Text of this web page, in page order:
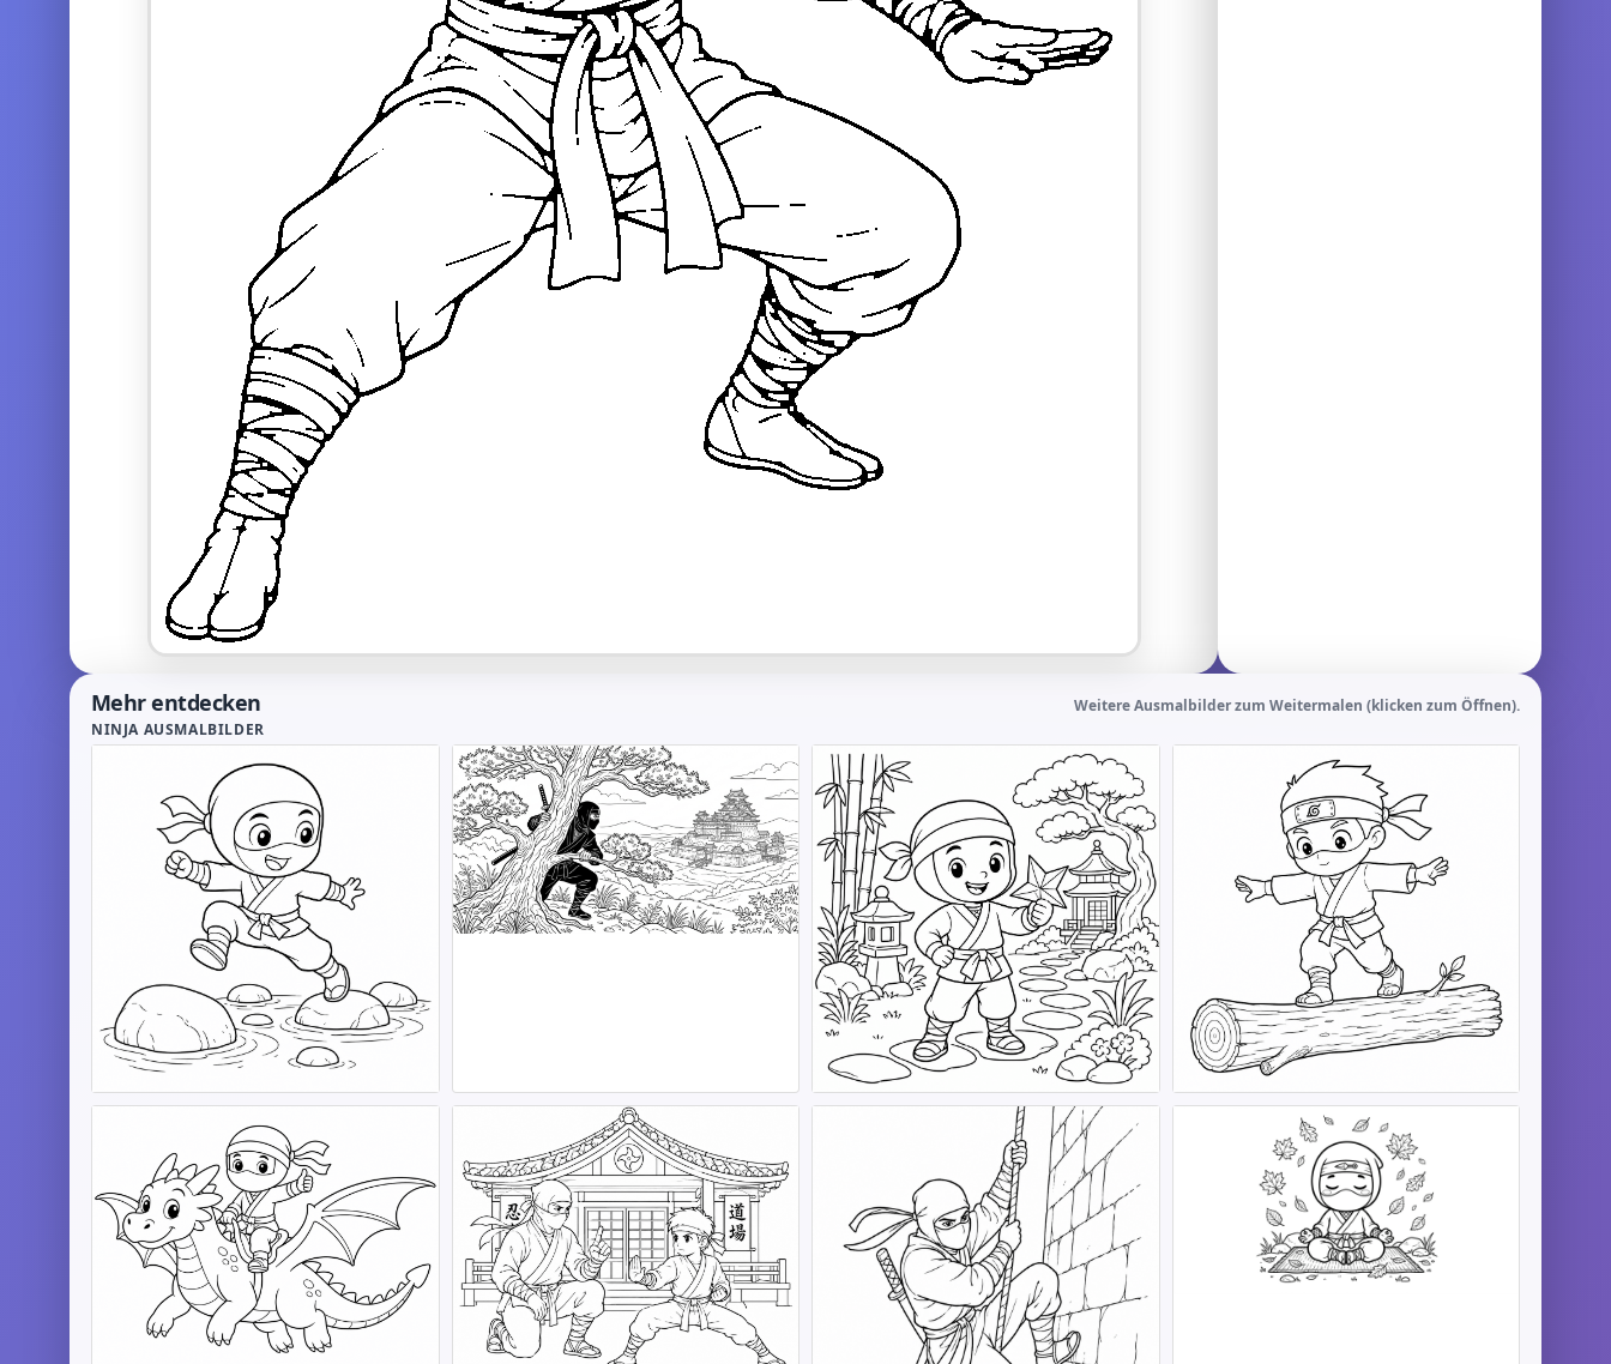
Mehr entdecken
Weitere Ausmalbilder zum Weitermalen (klicken zum Öffnen).
NINJA AUSMALBILDER